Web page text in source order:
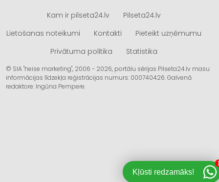
Kam ir pilseta24.lv
Pilseta24.lv
Lietošanas noteikumi
Kontakti
Pieteikt uzņēmumu
Privātuma politika
Statistika
© SIA "heise marketing", 2006 - 2026, portālu sērijas Pilseta24.lv masu
informācijas līdzekļa reģistrācijas numurs: 000740426. Galvenā
redaktore: Ingūna Pempere.
Kļūsti redzamāks!